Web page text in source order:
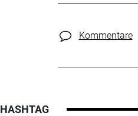
Kommentare
HASHTAG